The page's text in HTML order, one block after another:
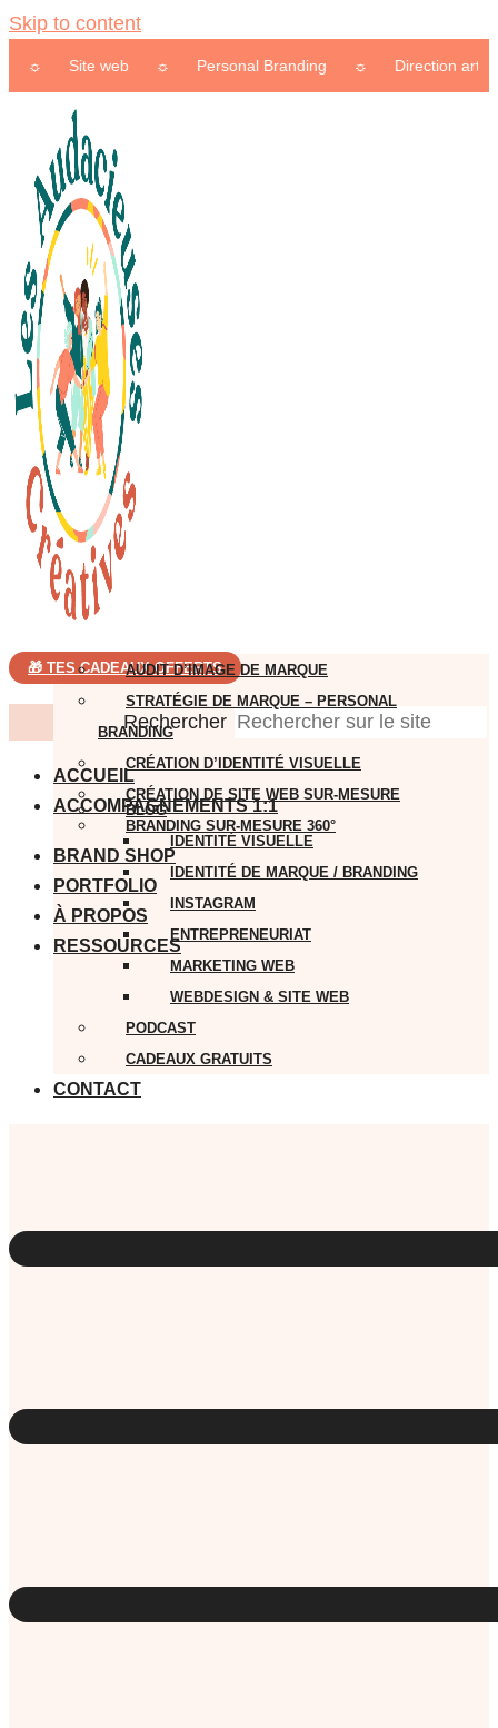
Skip to content
Site web ☼ Personal Branding ☼ Direction artistique
🎁 TES CADEAUX OFFERTS
Rechercher
ACCUEIL
ACCOMPAGNEMENTS 1:1
AUDIT D’IMAGE DE MARQUE
STRATÉGIE DE MARQUE – PERSONAL
BRANDING
CRÉATION D’IDENTITÉ VISUELLE
CRÉATION DE SITE WEB SUR-MESURE
BRANDING SUR-MESURE 360°
BRAND SHOP
PORTFOLIO
À PROPOS
RESSOURCES
BLOG
IDENTITÉ VISUELLE
IDENTITÉ DE MARQUE / BRANDING
INSTAGRAM
ENTREPRENEURIAT
MARKETING WEB
WEBDESIGN & SITE WEB
PODCAST
CADEAUX GRATUITS
CONTACT